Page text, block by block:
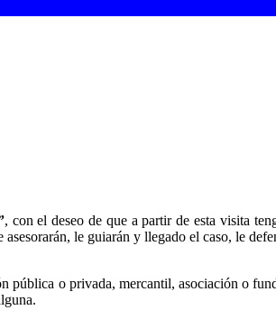
, con el deseo de que a partir de esta visita
le guiarán y llegado el caso, le
o privada, mercantil, asociación o